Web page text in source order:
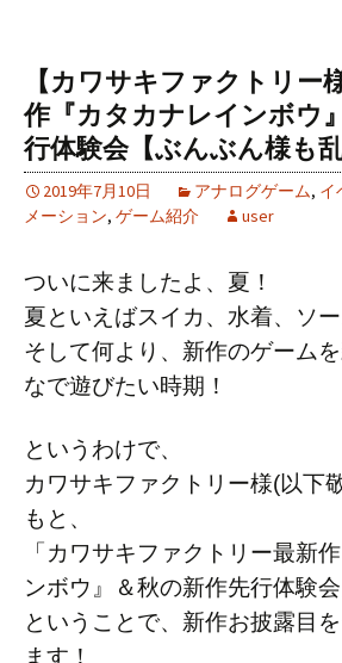
【カワサキファクトリー
作『カタカナレインボウ
行体験会【ぶんぶん様も乱
2019年7月10日 アナログゲーム, イ
メーション, ゲーム紹介 user
ついに来ましたよ、夏！
夏といえばスイカ、水着、ソー
そして何より、新作のゲーム
なで遊びたい時期！
というわけで、
カワサキファクトリー様(以下
もと、
「カワサキファクトリー最新
ンボウ』＆秋の新作先行体験会
ということで、新作お披露目
ます！